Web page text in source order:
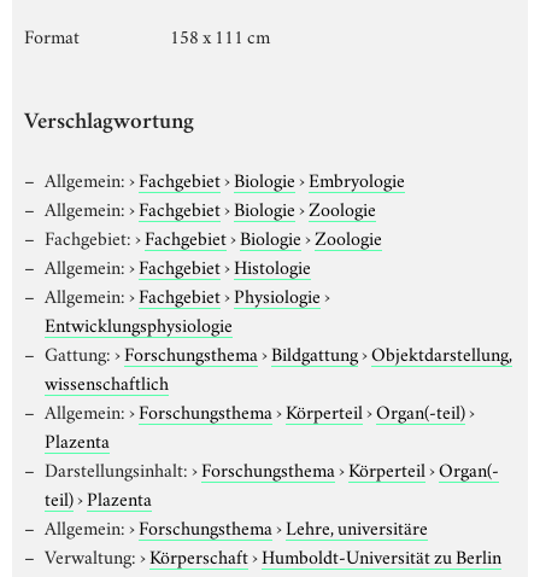
Format 158 x 111 cm
Verschlagwortung
Allgemein:›Fachgebiet›Biologie›Embryologie
Allgemein:›Fachgebiet›Biologie›Zoologie
Fachgebiet:›Fachgebiet›Biologie›Zoologie
Allgemein:›Fachgebiet›Histologie
Allgemein:›Fachgebiet›Physiologie›
Entwicklungsphysiologie
Gattung:›Forschungsthema›Bildgattung›Objektdarstellung,
wissenschaftlich
Allgemein:›Forschungsthema›Körperteil›Organ(-teil)›
Plazenta
Darstellungsinhalt:›Forschungsthema›Körperteil›Organ(-
teil)›Plazenta
Allgemein:›Forschungsthema›Lehre, universitäre
Verwaltung:›Körperschaft›Humboldt-Universität zu Berlin